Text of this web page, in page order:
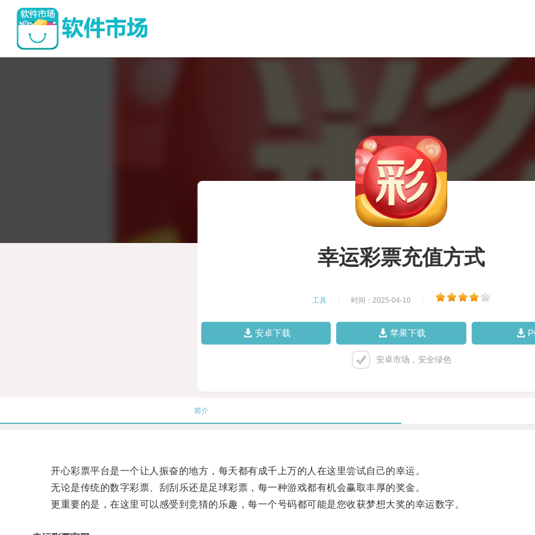
幸运彩票充值方式
工具 时间：2025-04-10
安卓下载 苹果下载
安卓市场，安全绿色
简介
开心彩票平台是一个让人振奋的地方，每天都有成千上万的人在这里尝试自己的幸运。
无论是传统的数字彩票、刮刮乐还是足球彩票，每一种游戏都有机会赢取丰厚的奖金。
更重要的是，在这里可以感受到竞猜的乐趣，每一个号码都可能是您收获梦想大奖的幸运数字。